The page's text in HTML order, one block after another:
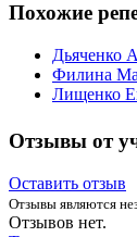
Похожие
Дьяченко
Филина
Лищенко
Отзывы от
Оставить отзыв
Отзывы являются
Отзывов нет.